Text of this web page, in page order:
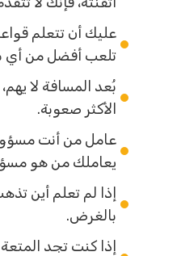
عليك أن تتعلم
تلعب أفضل من
بُعد المسافة لا
الأكثر صعوبة.
عامل من أنت
يعاملك من هو
إذا لم تعلم أين
بالغرض.
إذا كنت تجد